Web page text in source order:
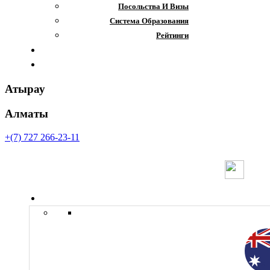
Посольства И Визы
Система Образования
Рейтинги
Атырау
Алматы
+(7) 727 266-23-11